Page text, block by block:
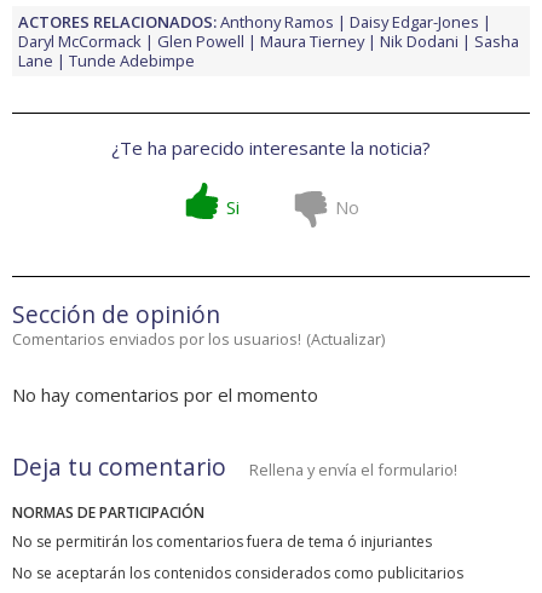
ACTORES RELACIONADOS:Anthony Ramos
Daisy Edgar-Jones
Daryl McCormack
Glen Powell Maura Tierney Nik Dodani
Sasha
Lane
Tunde Adebimpe
¿Te ha parecido interesante la noticia?
Si No
Sección de opinión
Comentarios enviados por los usuarios! (Actualizar)
No hay comentarios por el momento
Deja tu comentario Rellena y envía el formulario!
NORMAS DE PARTICIPACIÓN
No se permitirán los comentarios fuera de tema ó injuriantes
No se aceptarán los contenidos considerados como publicitarios